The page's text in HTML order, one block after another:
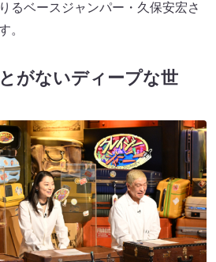
るベースジャンパー・久保安宏さ
。
がないディープな世